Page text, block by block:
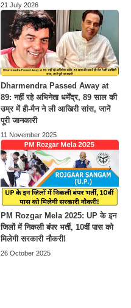
21 July 2026
Dharmendra Passed Away at
89: नहीं रहे अभिनेता धर्मेंद्र, 89 साल की
उम्र में ही-मैन ने ली आखिरी सांस, जानें
पूरी जानकारी
11 November 2025
PM Rozgar Mela 2025: UP के इन
जिलों में निकली बंपर भर्ती, 10वीं पास को
मिलेगी सरकारी नौकरी!
26 October 2025